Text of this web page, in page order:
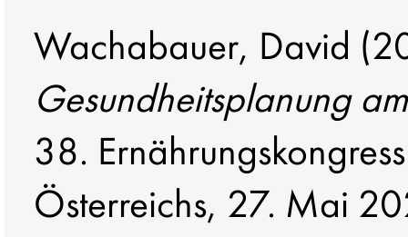
Wachabauer, David
Gesundheitsplanung
38.
Österreichs, 27. Mai